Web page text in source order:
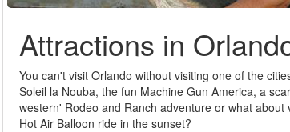
Attractions in
You can't visit Orlando without visiting one of the
Soleil la Nouba, the fun Machine Gun America, a
western' Rodeo and Ranch adventure or what
Hot Air Balloon ride in the sunset?